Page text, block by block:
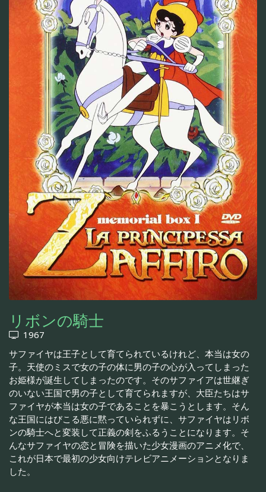
リボンの騎士
1967
サファイヤは王子として育てられているけれど、本当は女の
子。天使のミスで女の子の体に男の子の心が入ってしまった
お姫様が誕生してしまったのです。そのサファイアは世継ぎ
のいない王国で男の子として育てられますが、大臣たちはサ
ファイヤが本当は女の子であることを暴こうとします。そん
な王国にはびこる悪に黙っていられずに、サファイヤはリボ
ンの騎士へと変装して正義の剣をふるうことになります。そ
んなサファイヤの恋と冒険を描いた少女漫画のアニメ化で、
これが日本で最初の少女向けテレビアニメーションとなりま
した。